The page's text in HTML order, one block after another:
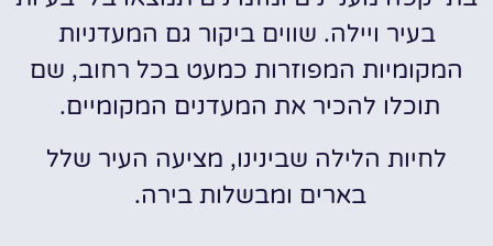
בעיר ויילה. שווים ביקור גם המעדניות
המקומיות המפוזרות כמעט בכל רחוב, שם
תוכלו להכיר את המעדנים המקומיים.
לחיות הלילה שבינינו, מציעה העיר שלל
בארים ומבשלות בירה.